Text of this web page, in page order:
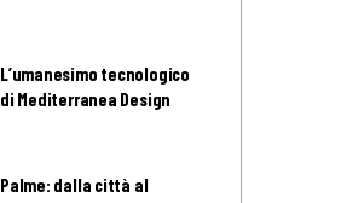
L’umanesimo tecnologico
di Mediterranea Design
Palme: dalla città al